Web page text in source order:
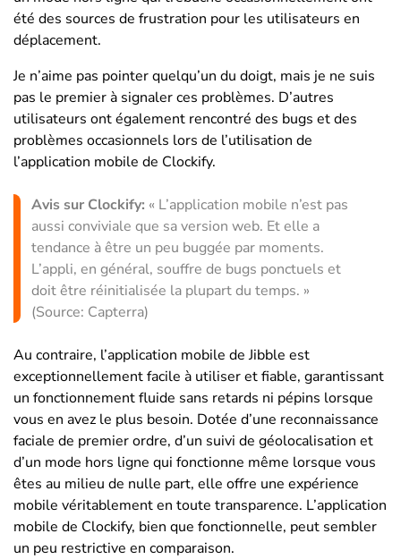
été des sources de frustration pour les utilisateurs en
déplacement.
Je n’aime pas pointer quelqu’un du doigt, mais je ne suis
pas le premier à signaler ces problèmes. D’autres
utilisateurs ont également rencontré des bugs et des
problèmes occasionnels lors de l’utilisation de
l’application mobile de Clockify.
Avis sur Clockify: « L’application mobile n’est pas
aussi conviviale que sa version web. Et elle a
tendance à être un peu buggée par moments.
L’appli, en général, souffre de bugs ponctuels et
doit être réinitialisée la plupart du temps. »
(Source: Capterra)
Au contraire, l’application mobile de Jibble est
exceptionnellement facile à utiliser et fiable, garantissant
un fonctionnement fluide sans retards ni pépins lorsque
vous en avez le plus besoin. Dotée d’une reconnaissance
faciale de premier ordre, d’un suivi de géolocalisation et
d’un mode hors ligne qui fonctionne même lorsque vous
êtes au milieu de nulle part, elle offre une expérience
mobile véritablement en toute transparence. L’application
mobile de Clockify, bien que fonctionnelle, peut sembler
un peu restrictive en comparaison.